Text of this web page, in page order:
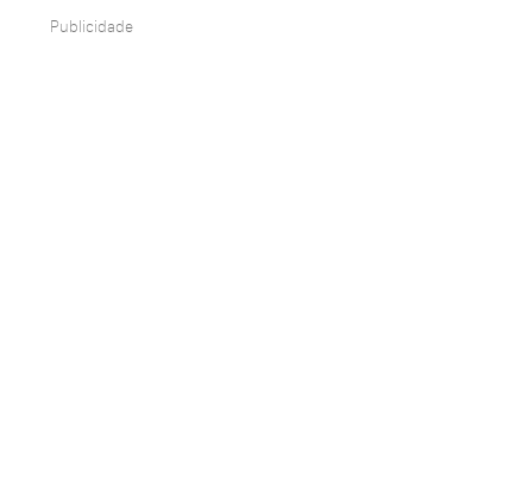
Publicidade